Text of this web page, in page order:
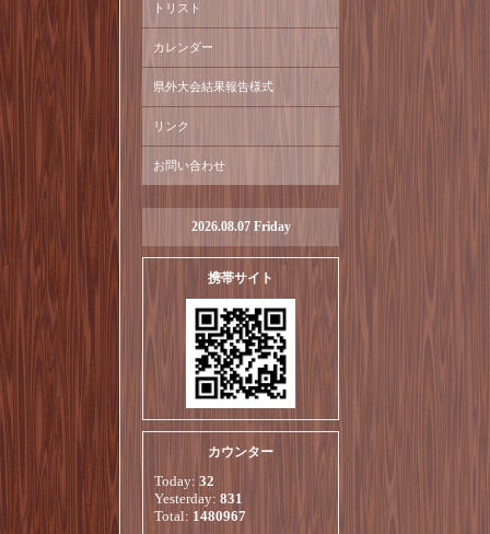
トリスト
カレンダー
県外大会結果報告様式
リンク
お問い合わせ
2026.08.07 Friday
携帯サイト
カウンター
Today: 32
Yesterday: 831
Total: 1480967